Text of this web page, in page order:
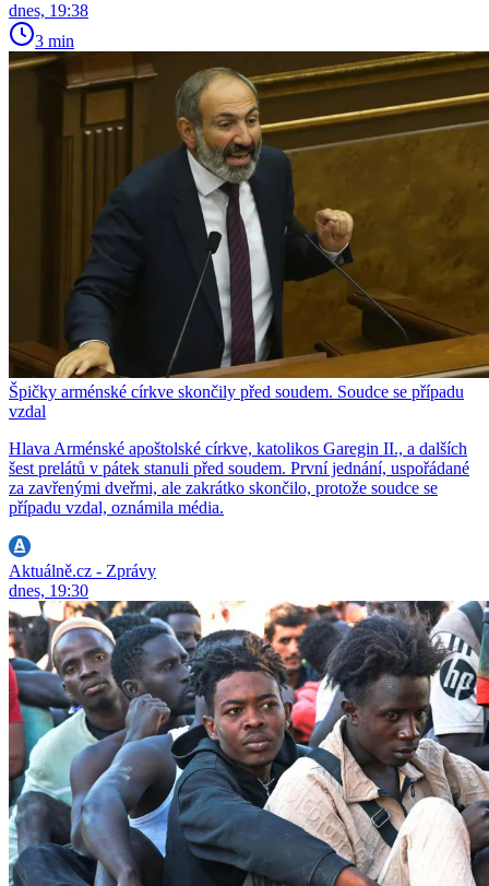
dnes, 19:38
3 min
Špičky arménské církve skončily před soudem. Soudce se případu
vzdal
Hlava Arménské apoštolské církve, katolikos Garegin II., a dalších
šest prelátů v pátek stanuli před soudem. První jednání, uspořádané
za zavřenými dveřmi, ale zakrátko skončilo, protože soudce se
případu vzdal, oznámila média.
Aktuálně.cz - Zprávy
dnes, 19:30